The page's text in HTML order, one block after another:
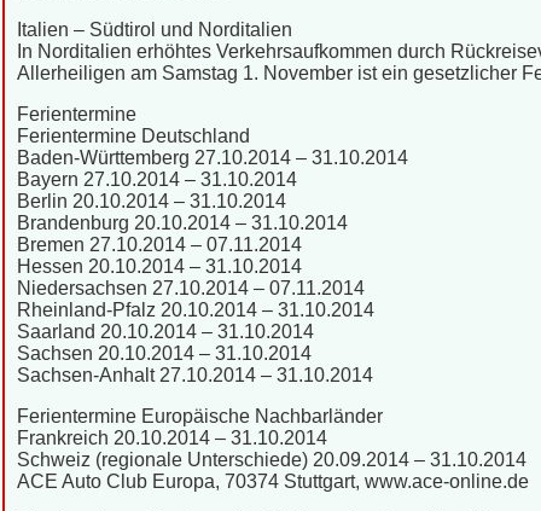
Italien – Südtirol und Norditalien
In Norditalien erhöhtes Verkehrsaufkommen durch
Allerheiligen am Samstag 1. November ist ein gesetzlicher
Ferientermine
Ferientermine Deutschland
Baden-Württemberg 27.10.2014 – 31.10.2014
Bayern 27.10.2014 – 31.10.2014
Berlin 20.10.2014 – 31.10.2014
Brandenburg 20.10.2014 – 31.10.2014
Bremen 27.10.2014 – 07.11.2014
Hessen 20.10.2014 – 31.10.2014
Niedersachsen 27.10.2014 – 07.11.2014
Rheinland-Pfalz 20.10.2014 – 31.10.2014
Saarland 20.10.2014 – 31.10.2014
Sachsen 20.10.2014 – 31.10.2014
Sachsen-Anhalt 27.10.2014 – 31.10.2014
Ferientermine Europäische Nachbarländer
Frankreich 20.10.2014 – 31.10.2014
Schweiz (regionale Unterschiede) 20.09.2014 – 31.10.2014
ACE Auto Club Europa, 70374 Stuttgart, www.ace-online.de